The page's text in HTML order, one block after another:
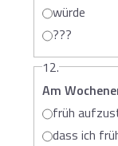
würde
???
12.
Am
früh
dass ich